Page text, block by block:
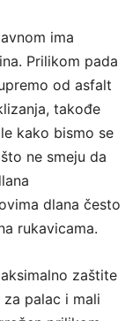
ima
Prilikom pada
od asfalt
takođe
kako bismo se
ne smeju da
dlana često
rukavicama.
zaštite
palac i mali